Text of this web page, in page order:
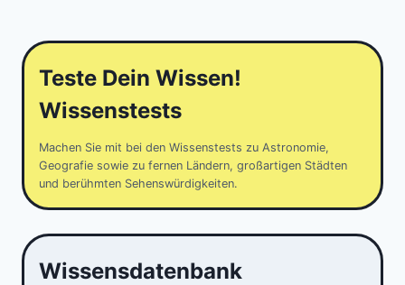
Teste Dein Wissen!
Wissenstests
Machen Sie mit bei den Wissenstests zu Astronomie,
Geografie sowie zu fernen Ländern, großartigen Städten
und berühmten Sehenswürdigkeiten.
Wissensdatenbank